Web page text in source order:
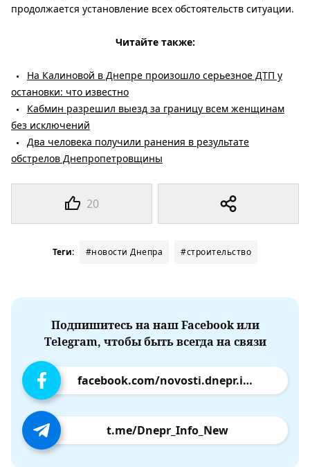
20
продолжается установление всех обстоятельств ситуации.
Читайте также:
На Калиновой в Днепре произошло серьезное ДТП у
остановки: что известно
Кабмин разрешил выезд за границу всем женщинам
без исключений
Два человека получили ранения в результате
обстрелов Днепропетровщины
Теги: #новости Днепра #строительство
Подпишитесь на наш Facebook или
Telegram, чтобы быть всегда на связи
facebook.com/novosti.dnepr.info
t.me/Dnepr_Info_New